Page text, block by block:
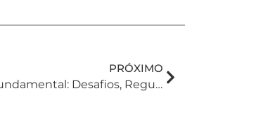
PRÓXIMO
Proteção De Dados Como Direito Fundamental: Desafios, Regulação E Cultura Na Era Digital